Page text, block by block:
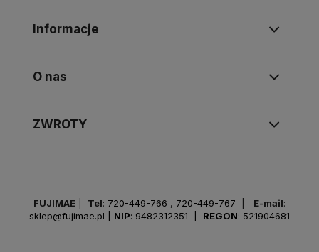
Informacje
O nas
ZWROTY
FUJIMAE Tel: 720-449-766 , 720-449-767 E-mail:
sklep@fujimae.pl
NIP: 9482312351 | REGON: 521904681